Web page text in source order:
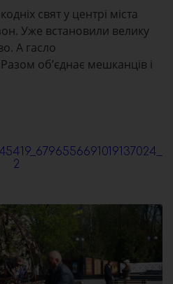
свят у центрі міста
Уже встановили велику
А гасло
об’єднає мешканців і